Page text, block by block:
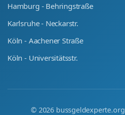
Hamburg - Behringstraße
Karlsruhe - Neckarstr.
Köln - Aachener Straße
Köln - Universitätsstr.
© 2026 bussgeldexperte.org